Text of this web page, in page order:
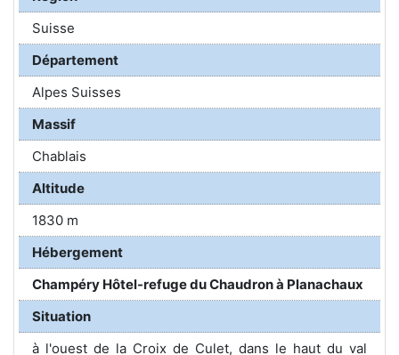
Suisse
Département
Alpes Suisses
Massif
Chablais
Altitude
1830 m
Hébergement
Champéry Hôtel-refuge du Chaudron à Planachaux
Situation
à l'ouest de la Croix de Culet, dans le haut du val